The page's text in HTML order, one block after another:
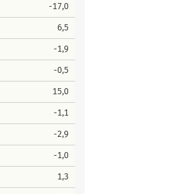
-17,0
6,5
-1,9
-0,5
15,0
-1,1
-2,9
-1,0
1,3